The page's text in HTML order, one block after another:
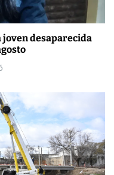
joven desaparecida